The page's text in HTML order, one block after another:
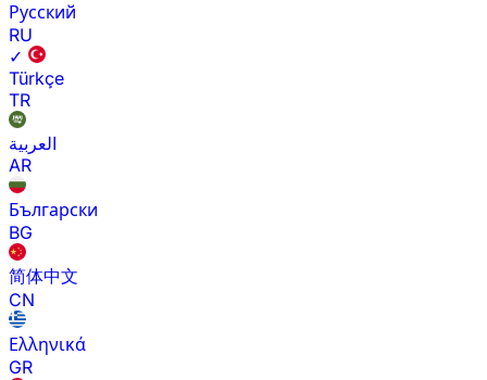
Русский
RU
✓
Türkçe
TR
العربية
AR
Български
BG
简体中文
CN
Ελληνικά
GR